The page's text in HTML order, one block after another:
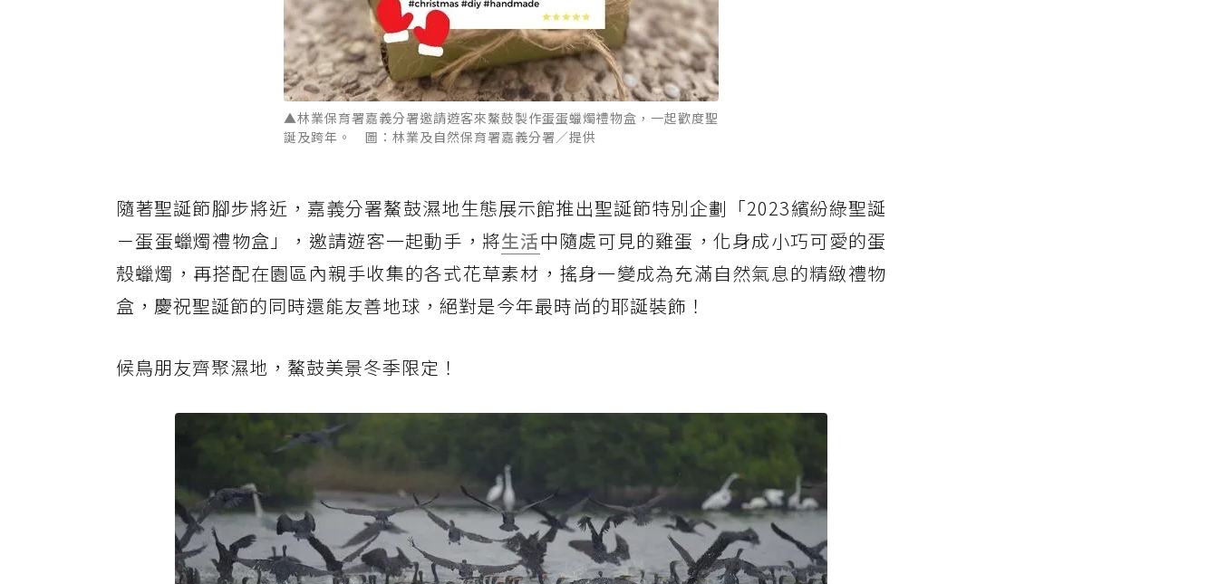
▲林業保育署嘉義分署邀請遊客來鰲鼓製作蛋蛋蠟燭禮物盒，一起歡度聖
誕及跨年。 圖：林業及自然保育署嘉義分署／提供
隨著聖誕節腳步將近，嘉義分署鰲鼓濕地生態展示館推出聖誕節特別企劃「2023繽紛綠聖誕
－蛋蛋蠟燭禮物盒」，邀請遊客一起動手，將生活中隨處可見的雞蛋，化身成小巧可愛的蛋
殼蠟燭，再搭配在園區內親手收集的各式花草素材，搖身一變成為充滿自然氣息的精緻禮物
盒，慶祝聖誕節的同時還能友善地球，絕對是今年最時尚的耶誕裝飾！
候鳥朋友齊聚濕地，鰲鼓美景冬季限定！